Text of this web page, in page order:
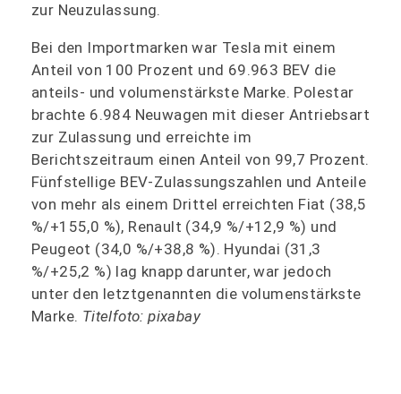
zur Neuzulassung.
Bei den Importmarken war Tesla mit einem
Anteil von 100 Prozent und 69.963 BEV die
anteils- und volumenstärkste Marke. Polestar
brachte 6.984 Neuwagen mit dieser Antriebsart
zur Zulassung und erreichte im
Berichtszeitraum einen Anteil von 99,7 Prozent.
Fünfstellige BEV-Zulassungszahlen und Anteile
von mehr als einem Drittel erreichten Fiat (38,5
%/+155,0 %), Renault (34,9 %/+12,9 %) und
Peugeot (34,0 %/+38,8 %). Hyundai (31,3
%/+25,2 %) lag knapp darunter, war jedoch
unter den letztgenannten die volumenstärkste
Marke. Titelfoto: pixabay